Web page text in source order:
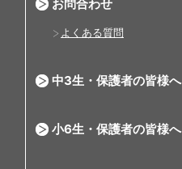
お問合わせ
よくある質問
中3生・保護者の皆様へ
小6生・保護者の皆様へ